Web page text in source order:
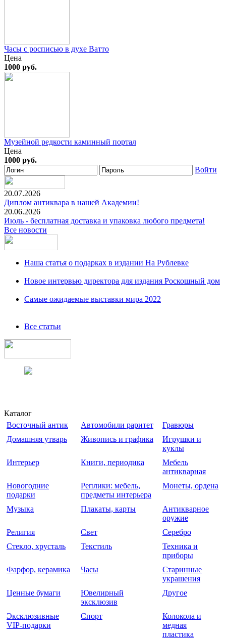
Часы с росписью в духе Ватто
Цена
1000 руб.
Музейной редкости каминный портал
Цена
1000 руб.
Войти
20.07.2026
Диплом антиквара в нашей Академии!
20.06.2026
Июль - бесплатная доставка и упаковка любого предмета!
Все новости
Наша статья о подарках в издании На Рублевке
Новое интервью директора для издания Роскошный дом
Самые ожидаемые выставки мира 2022
Все статьи
Каталог
Восточный антик
Автомобили раритет
Гравюры
Домашняя утварь
Живопись и графика
Игрушки и
куклы
Интерьер
Книги, периодика
Мебель
антикварная
Новогодние
подарки
Реплики: мебель,
предметы интерьера
Монеты, ордена
Музыка Плакаты, карты
Антикварное
оружие
Религия
Свет
Серебро
Стекло, хрусталь
Текстиль
Техника и
приборы
Фарфор, керамика
Часы
Старинные
украшения
Ценные бумаги
Ювелирный
эксклюзив
Другое
Эксклюзивные
VIP-подарки
Спорт
Колокола и
медная
пластика